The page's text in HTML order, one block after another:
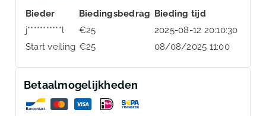
Bieder Biedingsbedrag Bieding tijd
j***********l
€25
2025-08-12 20:10:30
Start veiling €25 08/08/2025 11:00
Betaalmogelijkheden